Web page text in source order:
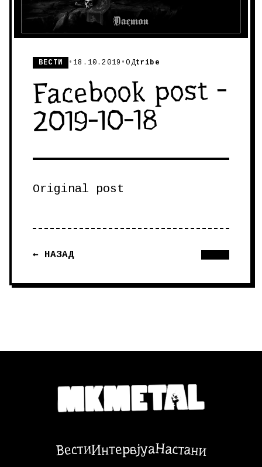
ВЕСТИ • 18.10.2019 •ОДtribe
Facebook post -
2019-10-18
Original post
← НАЗАД
ВестиИнтервјуаНастани